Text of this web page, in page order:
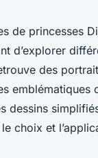
de princesses
d’explorer
des
emblématiques
dessins
choix et